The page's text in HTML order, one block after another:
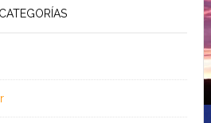
CATEGORÍAS